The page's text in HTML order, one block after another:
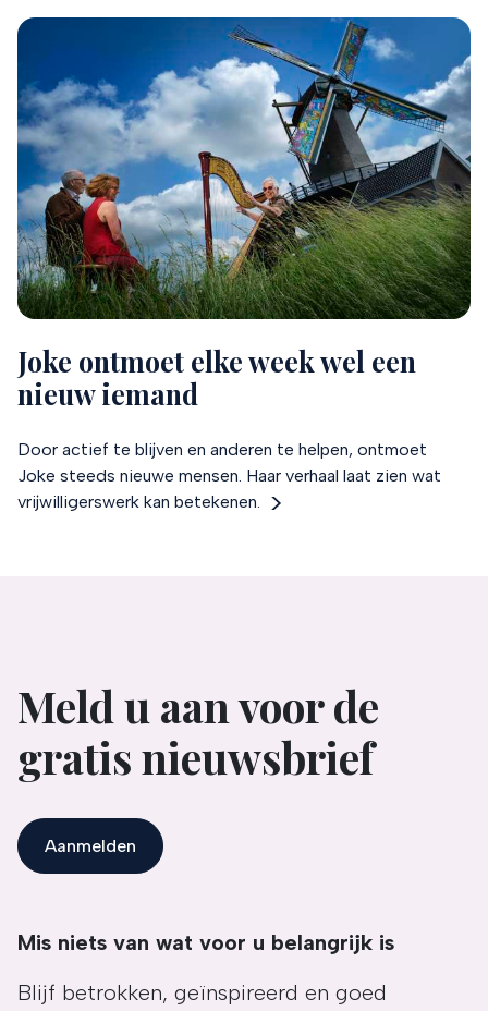
Joke ontmoet elke week wel een
nieuw iemand
Door actief te blijven en anderen te helpen, ontmoet
Joke steeds nieuwe mensen. Haar verhaal laat zien wat
vrijwilligerswerk kan betekenen.
Meld u aan voor de
gratis nieuwsbrief
Aanmelden
Mis niets van wat voor u belangrijk is
Blijf betrokken, geïnspireerd en goed